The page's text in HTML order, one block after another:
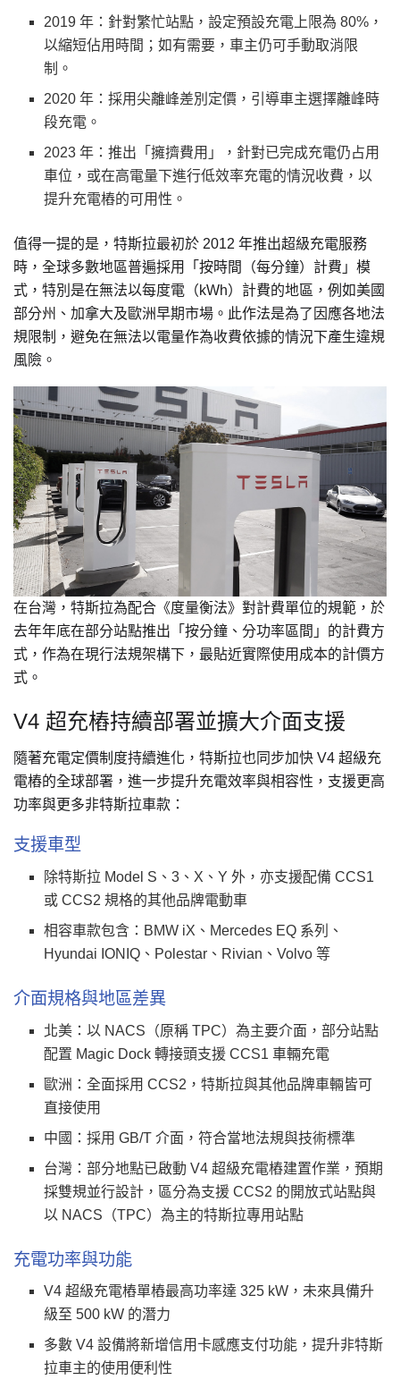
2019 年：針對繁忙站點，設定預設充電上限為 80%，
以縮短佔用時間；如有需要，車主仍可手動取消限
制。
2020 年：採用尖離峰差別定價，引導車主選擇離峰時
段充電。
2023 年：推出「擁擠費用」，針對已完成充電仍占用
車位，或在高電量下進行低效率充電的情況收費，以
提升充電樁的可用性。
值得一提的是，特斯拉最初於 2012 年推出超級充電服務
時，全球多數地區普遍採用「按時間（每分鐘）計費」模
式，特別是在無法以每度電（kWh）計費的地區，例如美國
部分州、加拿大及歐洲早期市場。此作法是為了因應各地法
規限制，避免在無法以電量作為收費依據的情況下產生違規
風險。
在台灣，特斯拉為配合《度量衡法》對計費單位的規範，於
去年年底在部分站點推出「按分鐘、分功率區間」的計費方
式，作為在現行法規架構下，最貼近實際使用成本的計價方
式。
V4 超充樁持續部署並擴大介面支援
隨著充電定價制度持續進化，特斯拉也同步加快 V4 超級充
電樁的全球部署，進一步提升充電效率與相容性，支援更高
功率與更多非特斯拉車款：
支援車型
除特斯拉 Model S、3、X、Y 外，亦支援配備 CCS1
或 CCS2 規格的其他品牌電動車
相容車款包含：BMW iX、Mercedes EQ 系列、
Hyundai IONIQ、Polestar、Rivian、Volvo 等
介面規格與地區差異
北美：以 NACS（原稱 TPC）為主要介面，部分站點
配置 Magic Dock 轉接頭支援 CCS1 車輛充電
歐洲：全面採用 CCS2，特斯拉與其他品牌車輛皆可
直接使用
中國：採用 GB/T 介面，符合當地法規與技術標準
台灣：部分地點已啟動 V4 超級充電樁建置作業，預期
採雙規並行設計，區分為支援 CCS2 的開放式站點與
以 NACS（TPC）為主的特斯拉專用站點
充電功率與功能
V4 超級充電樁單樁最高功率達 325 kW，未來具備升
級至 500 kW 的潛力
多數 V4 設備將新增信用卡感應支付功能，提升非特斯
拉車主的使用便利性